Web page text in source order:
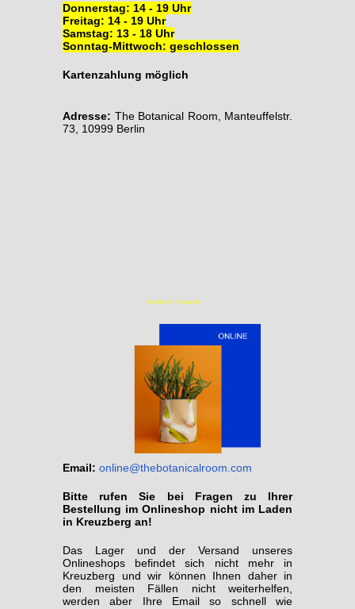
Donnerstag: 14 - 19 Uhr
Freitag: 14 - 19 Uhr
Samstag: 13 - 18 Uhr
Sonntag-Mittwoch: geschlossen
Kartenzahlung möglich
Adresse: The Botanical Room, Manteuffelstr.
73, 10999 Berlin
Email: online@thebotanicalroom.com
Bitte rufen Sie bei Fragen zu Ihrer
Bestellung im Onlineshop nicht im Laden
in Kreuzberg an!
Das Lager und der Versand unseres
Onlineshops befindet sich nicht mehr in
Kreuzberg und wir können Ihnen daher in
den meisten Fällen nicht weiterhelfen,
werden aber Ihre Email so schnell wie